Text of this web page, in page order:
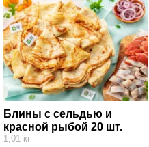
Блины с сельдью и
красной рыбой 20 шт.
1,01 кг